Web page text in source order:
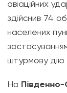
авіаційних
здійснив 74
населених
штурмову дію
На